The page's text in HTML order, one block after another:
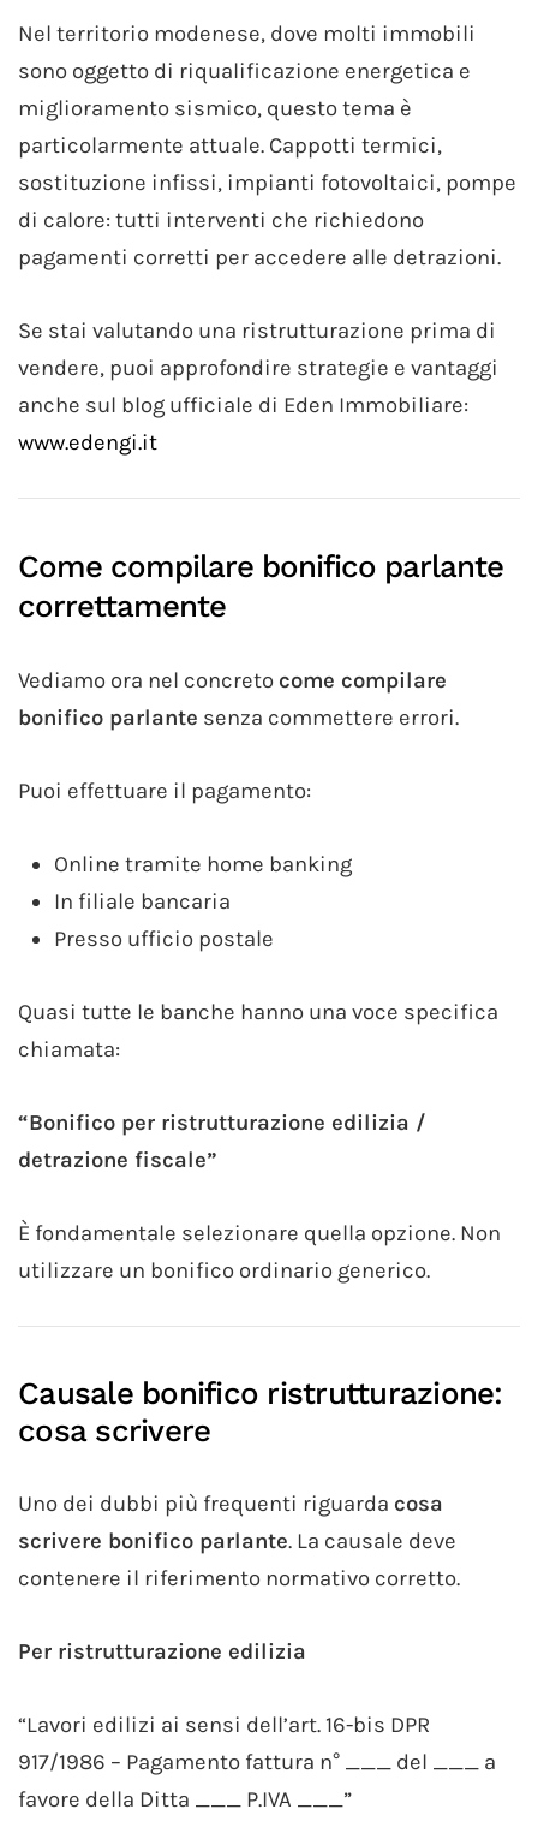
Nel territorio modenese, dove molti immobili
sono oggetto di riqualificazione energetica e
miglioramento sismico, questo tema è
particolarmente attuale. Cappotti termici,
sostituzione infissi, impianti fotovoltaici, pompe
di calore: tutti interventi che richiedono
pagamenti corretti per accedere alle detrazioni.
Se stai valutando una ristrutturazione prima di
vendere, puoi approfondire strategie e vantaggi
anche sul blog ufficiale di Eden Immobiliare:
www.edengi.it
Come compilare bonifico parlante
correttamente
Vediamo ora nel concreto come compilare
bonifico parlante senza commettere errori.
Puoi effettuare il pagamento:
Online tramite home banking
In filiale bancaria
Presso ufficio postale
Quasi tutte le banche hanno una voce specifica
chiamata:
“Bonifico per ristrutturazione edilizia /
detrazione fiscale”
È fondamentale selezionare quella opzione. Non
utilizzare un bonifico ordinario generico.
Causale bonifico ristrutturazione:
cosa scrivere
Uno dei dubbi più frequenti riguarda cosa
scrivere bonifico parlante. La causale deve
contenere il riferimento normativo corretto.
Per ristrutturazione edilizia
“Lavori edilizi ai sensi dell’art. 16-bis DPR
917/1986 – Pagamento fattura n° ___ del ___ a
favore della Ditta ___ P.IVA ___”